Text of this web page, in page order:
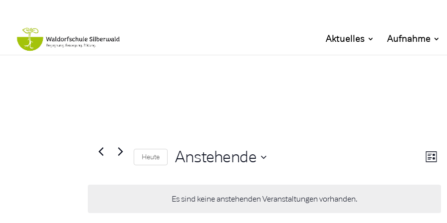
Aktuelles Aufnahme
Es sind keine anstehenden Veranstaltungen vorhanden.
Liste
Heute Anstehende